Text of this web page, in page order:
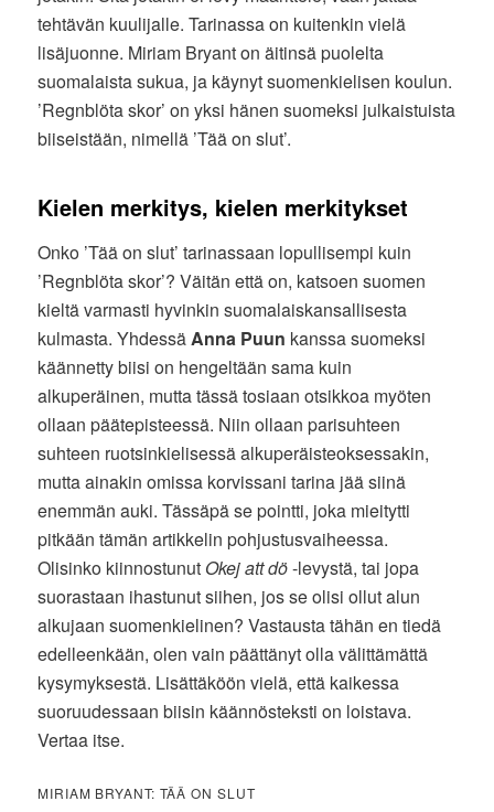
tehtävän kuulijalle. Tarinassa on kuitenkin vielä
lisäjuonne. Miriam Bryant on äitinsä puolelta
suomalaista sukua, ja käynyt suomenkielisen koulun.
’Regnblöta skor’ on yksi hänen suomeksi julkaistuista
biiseistään, nimellä ’Tää on slut’.
Kielen merkitys, kielen merkitykset
Onko ’Tää on slut’ tarinassaan lopullisempi kuin
’Regnblöta skor’? Väitän että on, katsoen suomen
kieltä varmasti hyvinkin suomalaiskansallisesta
kulmasta. YhdessäAnna Puun kanssa suomeksi
käännetty biisi on hengeltään sama kuin
alkuperäinen, mutta tässä tosiaan otsikkoa myöten
ollaan päätepisteessä. Niin ollaan parisuhteen
suhteen ruotsinkielisessä alkuperäisteoksessakin,
mutta ainakin omissa korvissani tarina jää siinä
enemmän auki. Tässäpä se pointti, joka mieitytti
pitkään tämän artikkelin pohjustusvaiheessa.
Olisinko kiinnostunut Okej att dö-levystä, tai jopa
suorastaan ihastunut siihen, jos se olisi ollut alun
alkujaan suomenkielinen? Vastausta tähän en tiedä
edelleenkään, olen vain päättänyt olla välittämättä
kysymyksestä. Lisättäköön vielä, että kaikessa
suoruudessaan biisin käännösteksti on loistava.
Vertaa itse.
MIRIAM BRYANT: TÄÄ ON SLUT